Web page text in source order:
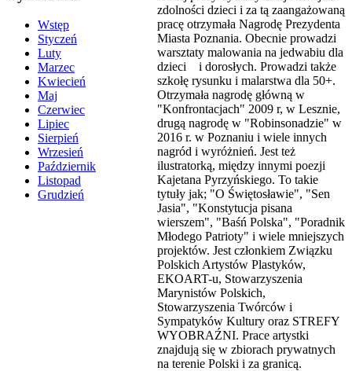
Wstęp
Styczeń
Luty
Marzec
Kwiecień
Maj
Czerwiec
Lipiec
Sierpień
Wrzesień
Październik
Listopad
Grudzień
zdolności dzieci i za tą zaangażowaną
pracę otrzymała Nagrodę Prezydenta
Miasta Poznania. Obecnie prowadzi
warsztaty malowania na jedwabiu dla
dzieci i dorosłych. Prowadzi także
szkołę rysunku i malarstwa dla 50+.
Otrzymała nagrodę główną w
"Konfrontacjach" 2009 r, w Lesznie,
drugą nagrodę w "Robinsonadzie" w
2016 r. w Poznaniu i wiele innych
nagród i wyróżnień. Jest też
ilustratorką, między innymi poezji
Kajetana Pyrzyńskiego. To takie
tytuły jak; "O Świętosławie", "Sen
Jasia", "Konstytucja pisana
wierszem", "Baśń Polska", "Poradnik
Młodego Patrioty" i wiele mniejszych
projektów. Jest członkiem Związku
Polskich Artystów Plastyków,
EKOART-u, Stowarzyszenia
Marynistów Polskich,
Stowarzyszenia Twórców i
Sympatyków Kultury oraz STREFY
WYOBRAŹNI. Prace artystki
znajdują się w zbiorach prywatnych
na terenie Polski i za granicą.